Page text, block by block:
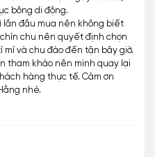
bông di động.
lần đầu mua nên không biết
chu nên quyết định chọn
mỉ và chu đáo đến tận bây giờ.
tham khảo nên mình quay lại
hàng thực tế. Cảm ơn
nhé.